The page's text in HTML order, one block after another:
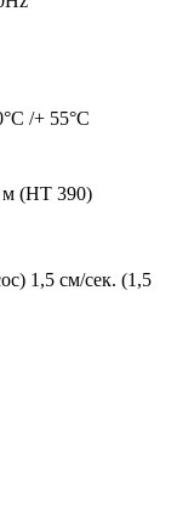
/+ 55°C
(HT 390)
1,5 см/сек. (1,5